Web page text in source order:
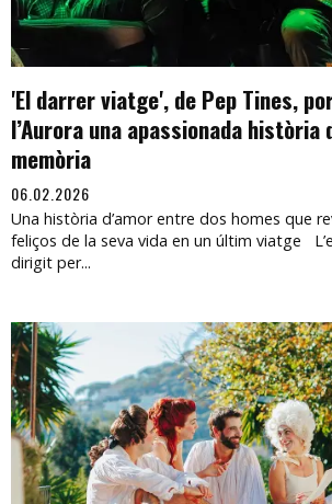
'El darrer viatge', de Pep Tines,
l’Aurora una apassionada història
memòria
06.02.2026
Una història d’amor entre dos homes que
feliços de la seva vida en un últim viatge
dirigit per...